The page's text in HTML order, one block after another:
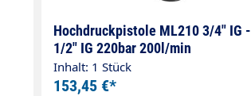
Hochdruckpistole ML210 3/4" IG -
1/2" IG 220bar 200l/min
Inhalt: 1 Stück
153,45 €*